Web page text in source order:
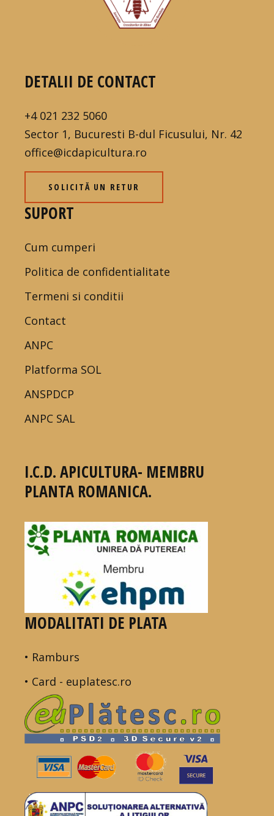
DETALII DE CONTACT
+4 021 232 5060
Sector 1, Bucuresti B-dul Ficusului, Nr. 42
office@icdapicultura.ro
SOLICITĂ UN RETUR
SUPORT
Cum cumperi
Politica de confidentialitate
Termeni si conditii
Contact
ANPC
Platforma SOL
ANSPDCP
ANPC SAL
I.C.D. APICULTURA- MEMBRU
PLANTA ROMANICA.
MODALITATI DE PLATA
• Ramburs
• Card - euplatesc.ro